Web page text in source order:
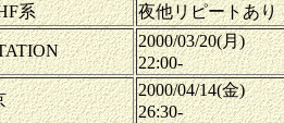
系
夜他リピートあり
2000/03/20(月)
22:00-
2000/04/14(金)
26:30-